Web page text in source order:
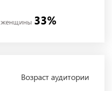
женщины 33%
Возраст аудитории